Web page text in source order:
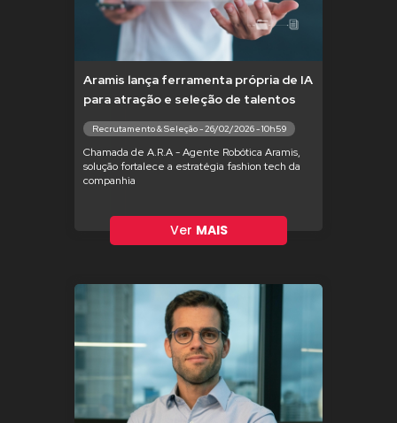
Aramis lança ferramenta própria de IA
para atração e seleção de talentos
Recrutamento & Seleção - 26/02/2026 - 10h59
Chamada de A.R.A - Agente Robótica Aramis,
solução fortalece a estratégia fashion tech da
companhia
Ver MAIS